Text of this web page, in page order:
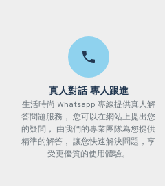
真人對話 專人跟進
生活時尚 Whatsapp 專線提供真人解
答問題服務， 您可以在網站上提出您
的疑問， 由我們的專業團隊為您提供
精準的解答， 讓您快速解決問題，享
受更優質的使用體驗。